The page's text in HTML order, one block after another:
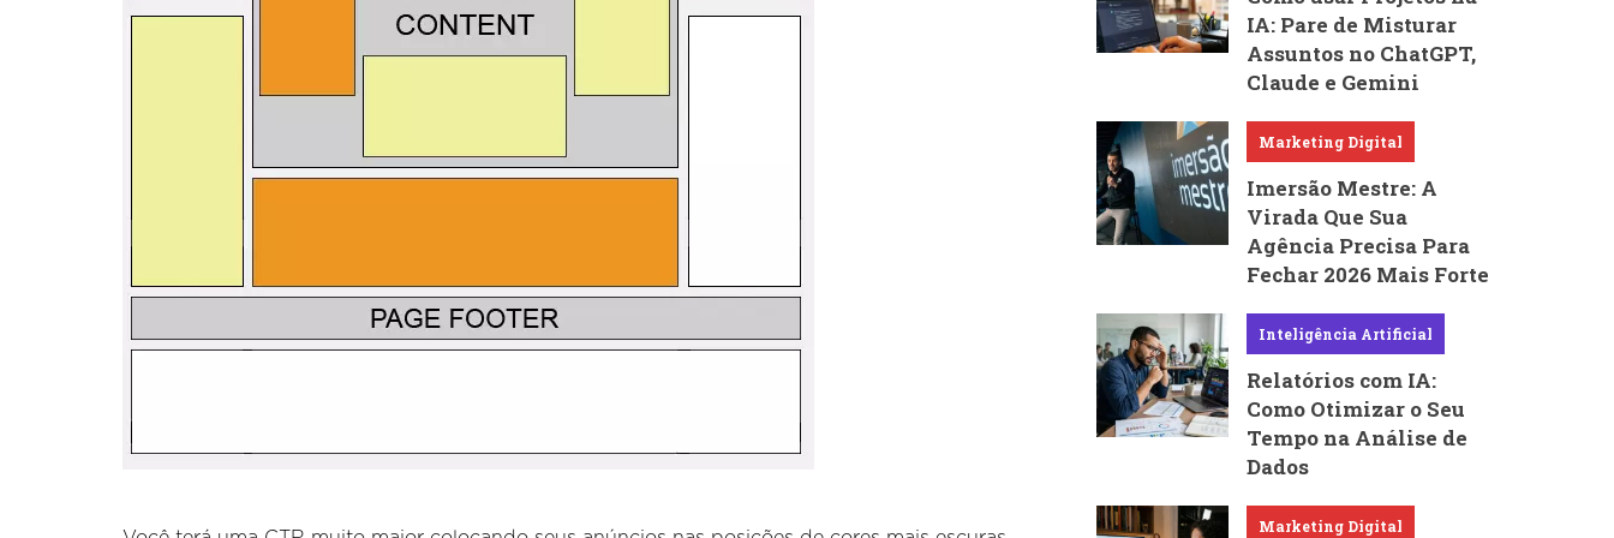
IA: Pare de Misturar
Assuntos no ChatGPT,
Claude e Gemini
Marketing Digital
Imersão Mestre: A
Virada Que Sua
Agência Precisa Para
Fechar 2026 Mais Forte
Inteligência Artificial
Relatórios com IA:
Como Otimizar o Seu
Tempo na Análise de
Dados
Marketing Digital